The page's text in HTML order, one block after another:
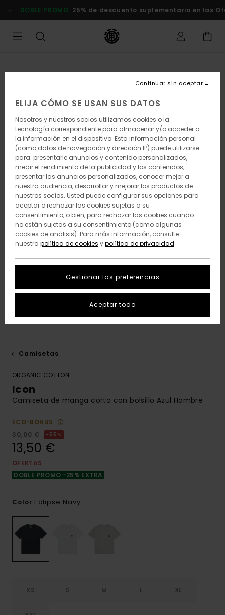
la
DOBLE PROMO 25% de descuento suplementario en las
Camisetas
ORGANIC COTTON
Icon
Camiseta de manga corta con bolsillo Azul Hombre
ECO-BONUS
30,00 €
55%
13,50 €
OFERTAS
DOBLE PROMO -25% EXTRA
Color Eclipse Navy
XS S M L XL
ELIJA CÓMO SE USAN SUS DATOS
Nosotros y nuestros socios utilizamos cookies o la
tecnología correspondiente para almacenar y/o acceder a
la información en el dispositivo. Esta información personal
(como datos de navegación y dirección IP) puede utilizarse
para: presentarle anuncios y contenido personalizados,
medir el rendimiento de la publicidad y los contenidos,
presentar las anuncios personalizados, conocer mejor a
nuestra audiencia, desarrollar y mejorar los productos de
nuestros socios. Usted puede configurar sus opciones para
aceptar o rechazar las cookies sujetas a su
consentimiento, o bien, para rechazar las cookies cuando
no están sujetas a su consentimiento (como algunas
cookies de análisis). Para más información, consulte
nuestra política de cookies ypolítica de privacidad
Gestionar las preferencias
Continuar sin aceptar
Aceptar todo